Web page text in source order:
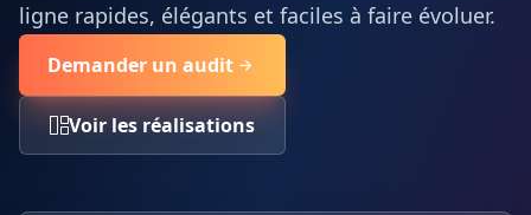
ligne rapides, élégants et faciles à faire évoluer.
Demander un audit
Voir les réalisations